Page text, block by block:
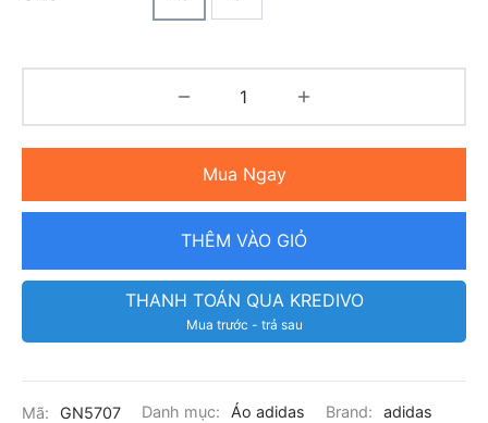
Mua Ngay
THÊM VÀO GIỎ
THANH TOÁN QUA KREDIVO
Mua trước - trả sau
Mã: GN5707 Danh mục: Áo adidas Brand: adidas